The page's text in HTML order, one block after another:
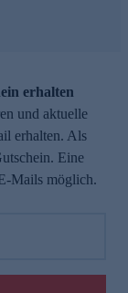
erhalten
und aktuelle
erhalten. Als
Eine
Mails möglich.